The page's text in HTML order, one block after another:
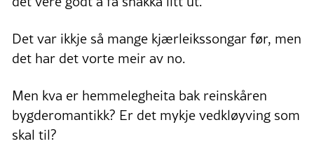
Det var ikkje så mange kjærleikssongar før, men
det har det vorte meir av no.
Men kva er hemmelegheita bak reinskåren
bygderomantikk? Er det mykje vedkløyving som
skal til?